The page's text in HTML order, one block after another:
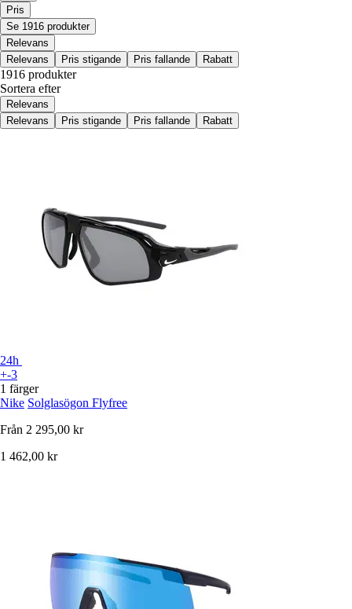
Pris
Se 1916 produkter
Relevans
Relevans
Pris stigande Pris fallande Rabatt
1916 produkter
Sortera efter
Relevans
Relevans
Pris stigande Pris fallande Rabatt
24h
+-3
1 färger
Nike Solglasögon Flyfree
Från 2 295,00 kr
1 462,00 kr